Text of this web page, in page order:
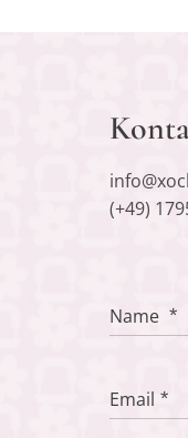
(+49)
Name
Email